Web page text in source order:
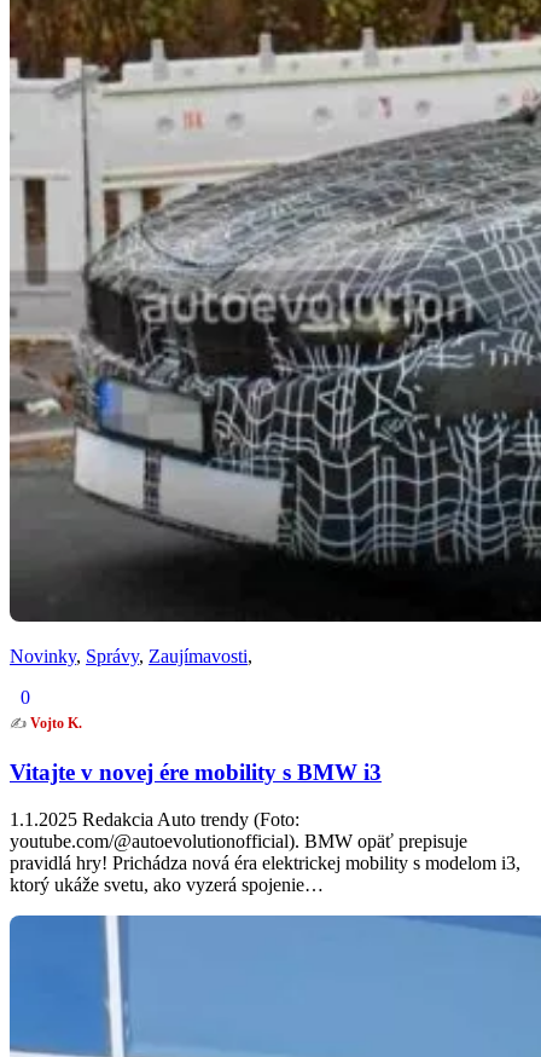
Novinky, Správy, Zaujímavosti,
0
✍️ Vojto K.
Vitajte v novej ére mobility s BMW i3
1.1.2025 Redakcia Auto trendy (Foto:
youtube.com/@autoevolutionofficial). BMW opäť prepisuje
pravidlá hry! Prichádza nová éra elektrickej mobility s modelom i3,
ktorý ukáže svetu, ako vyzerá spojenie…